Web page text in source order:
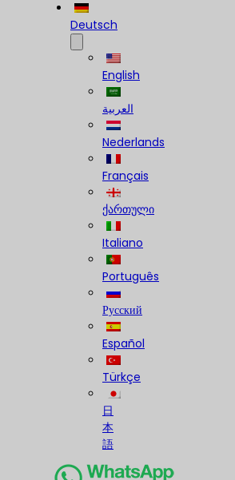
Deutsch
English
العربية
Nederlands
Français
ქართული
Italiano
Português
Русский
Español
Türkçe
日
本
語